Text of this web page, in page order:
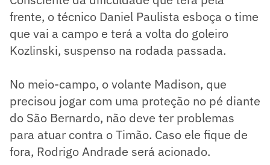
frente, o técnico Daniel Paulista esboça o time
que vai a campo e terá a volta do goleiro
Kozlinski, suspenso na rodada passada.
No meio-campo, o volante Madison, que
precisou jogar com uma proteção no pé diante
do São Bernardo, não deve ter problemas
para atuar contra o Timão. Caso ele fique de
fora, Rodrigo Andrade será acionado.